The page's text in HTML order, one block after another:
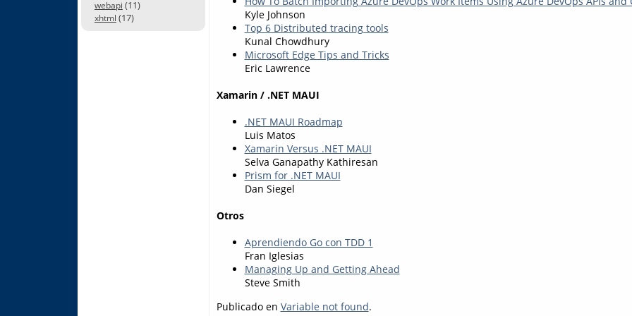
webapi (11)
xhtml (17)
Kyle Johnson
Top 6 Distributed tracing tools
Kunal Chowdhury
Microsoft Edge Tips and Tricks
Eric Lawrence
Xamarin / .NET MAUI
.NET MAUI Roadmap
Luis Matos
Xamarin Versus .NET MAUI
Selva Ganapathy Kathiresan
Prism for .NET MAUI
Dan Siegel
Otros
Aprendiendo Go con TDD 1
Fran Iglesias
Managing Up and Getting Ahead
Steve Smith
Publicado en Variable not found.